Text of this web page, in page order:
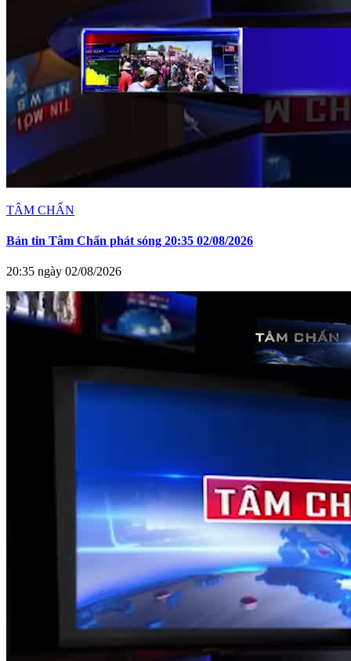
TÂM CHẤN
Bản tin Tâm Chấn phát sóng 20:35 02/08/2026
20:35 ngày 02/08/2026